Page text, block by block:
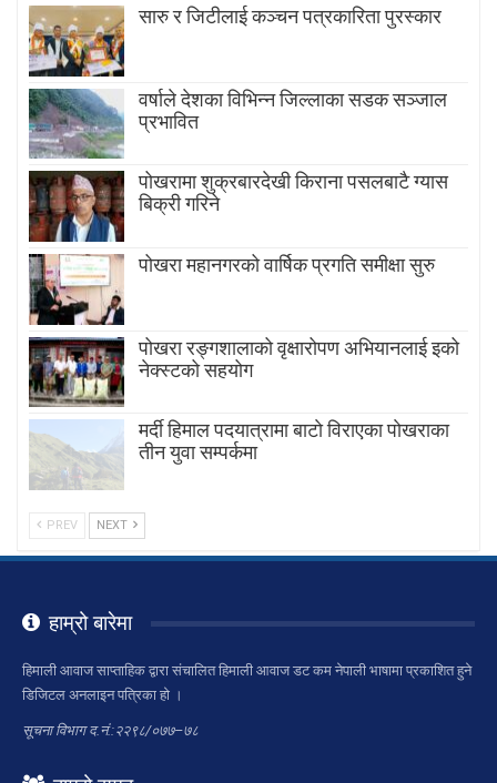
सारु र जिटीलाई कञ्चन पत्रकारिता पुरस्कार
वर्षाले देशका विभिन्न जिल्लाका सडक सञ्जाल
प्रभावित
पोखरामा शुक्रबारदेखी किराना पसलबाटै ग्यास
बिक्री गरिने
पोखरा महानगरको वार्षिक प्रगति समीक्षा सुरु
पोखरा रङ्गशालाको वृक्षारोपण अभियानलाई इको
नेक्स्टको सहयोग
मर्दी हिमाल पदयात्रामा बाटाे विराएका पाेखराका
तीन युवा सम्पर्कमा
PREV NEXT
हाम्रो बारेमा
हिमाली आवाज साप्ताहिक द्वारा संचालित हिमाली आवाज डट कम नेपाली भाषामा प्रकाशित हुने
डिजिटल अनलाइन पत्रिका हो ।
सूचना विभाग द.नं.:२२९८/०७७–७८